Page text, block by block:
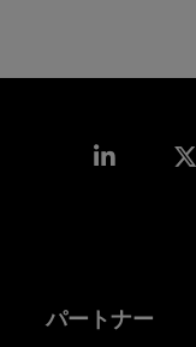
パートナー